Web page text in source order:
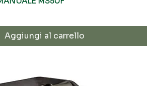
Aggiungi al carrello